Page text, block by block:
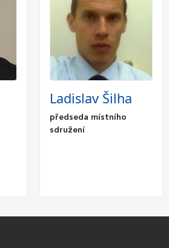
Ladislav Šilha
předseda místního
sdružení